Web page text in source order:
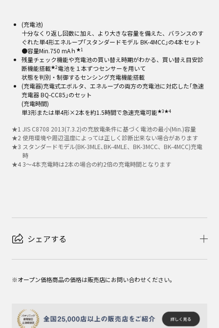
(充電池)
十分なくり返し回数に加え、より大きな容量を備えた、バランスのす
ぐれた単4形エネループ｢スタンダードモデル BK-4MCC｣の4本セット
●容量Min.750 mAｈ ★1
残量チェック機能や充電池の買い替え時期がわかる、買い替え目安診
断機能搭載★2電池を１本ずつセンサーを用いて
状態を判別・制御するセンシング充電機能搭載
(充電器)充電式エボルタ、エネループの両方の充電池に対応した｢急速
充電器 BQ-CC85｣のセット
(充電時間)
単3形または単4形×2本を約1.5時間で急速充電可能★3★4
★1 JIS C8708 2013(7.3.2)の充放電条件に基づく電池の最小(Min.)容量
★2 使用環境や周辺温度によっては正しく診断出来ない場合があります
★3 スタンダードモデル(BK-3MLE､BK-4MLE、BK-3MCC、BK-4MCC)充電
時
★4 3～4本充電時は2本の場合の約2倍の充電時間となります
シェアする
※オープン価格商品の価格は販売店にお問い合わせください。